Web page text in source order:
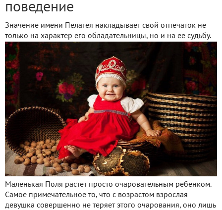
поведение
Значение имени Пелагея накладывает свой отпечаток не
только на характер его обладательницы, но и на ее судьбу.
Маленькая Поля растет просто очаровательным ребенком.
Самое примечательное то, что с возрастом взрослая
девушка совершенно не теряет этого очарования, оно лишь